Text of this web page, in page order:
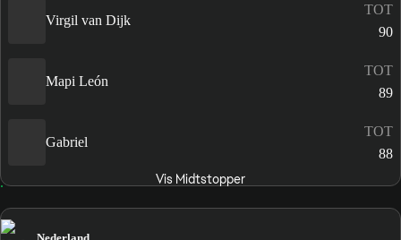
Virgil van Dijk
TOT
90
Mapi León
TOT
89
Gabriel
TOT
88
Vis Midtstopper